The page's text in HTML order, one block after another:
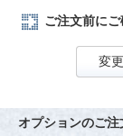
ご注文前に
変
オプションのご注